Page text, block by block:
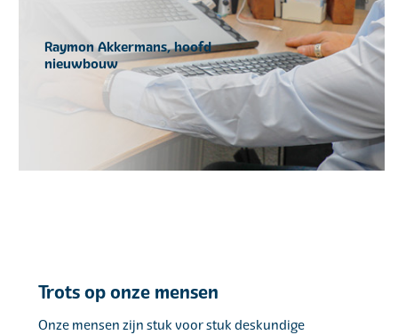
Raymon Akkermans, hoofd
nieuwbouw
Trots op onze mensen
Onze mensen zijn stuk voor stuk deskundige